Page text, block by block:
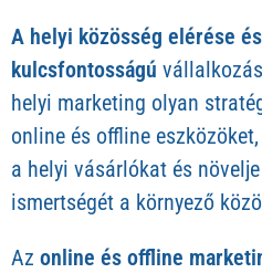
A helyi közösség elérése
kulcsfontosságú
helyi marketing olyan
online és offline
a helyi vásárlókat és
ismertségét a környező
Az online és offline